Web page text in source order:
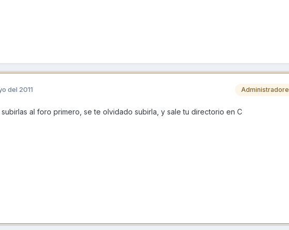
del 2011
al foro primero, se te olvidado subirla, y sale tu directorio en C